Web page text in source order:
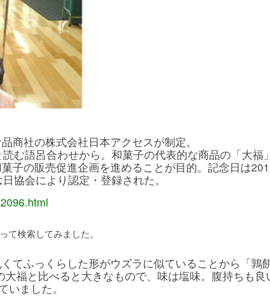
商社の株式会社日本アクセスが制定。
む語呂合わせから。和菓子の代表的な商品の「大福
子の販売促進企画を進めることが目的。記念日は
協会により認定・登録された。
検索してみました。
てふっくらした形がウズラに似ていることから「鶉
福と比べると大きなもので、味は塩味。腹持ちも良
ました。